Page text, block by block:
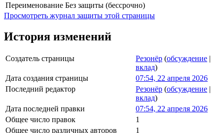
Переименование Без защиты (бессрочно)
Просмотреть журнал защиты этой страницы
История изменений
Создатель страницы Резонёр (обсуждение |
вклад)
Дата создания страницы
07:54, 22 апреля 2026
Последний редактор
Резонёр (обсуждение |
вклад)
Дата последней правки
07:54, 22 апреля 2026
Общее число правок
1
Общее число различных авторов
1